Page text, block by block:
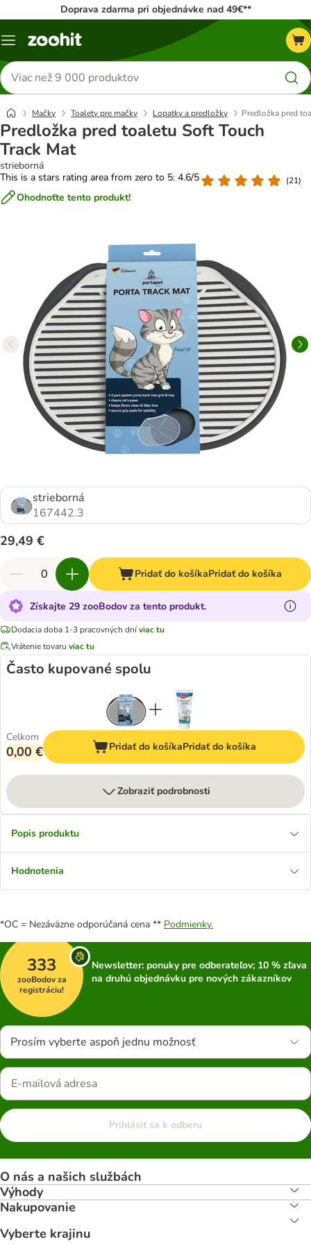
Doprava zdarma pri objednávke nad 49€**
Kategórie
Hľadať
produkty
Mačky Toalety pre mačky Lopatky a predložky Predložka pred
Predložka pred toaletu Soft Touch
Track Mat
strieborná
This is a stars rating area from zero to 5: 4.6/5
(21)
Ohodnoťte tento produkt!
strieborná
167442.3
29,49 €
Pridať do košíkaPridať do košíka
Získajte 29 zooBodov za tento produkt.
Dodacia doba 1-3 pracovných dníviac tu
Vrátenie tovaru viac tu
Často kupované spolu
Celkom
0,00 € Pridať do košíkaPridať do košíka
Zobraziť podrobnosti
Popis produktu
Hodnotenia
*OC = Nezáväzne odporúčaná cena ** Podmienky.
333
zooBodov za
registráciu!
Newsletter: ponuky pre odberateľov; 10 % zľava
na druhú objednávku pre nových zákazníkov
Prosím vyberte aspoň jednu možnosť
Prihlásiť sa k odberu
O nás a našich službách
Výhody
Nakupovanie
Vyberte krajinu